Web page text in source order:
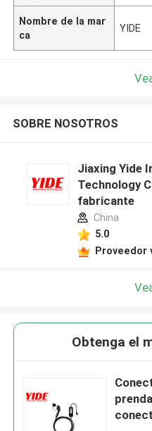
Nombre de la mar
ca
YIDE
SOBRE NOSOTROS
Jiaxing Yide
Technology
fabricante
China
5.0
Proveedor
Obtenga el